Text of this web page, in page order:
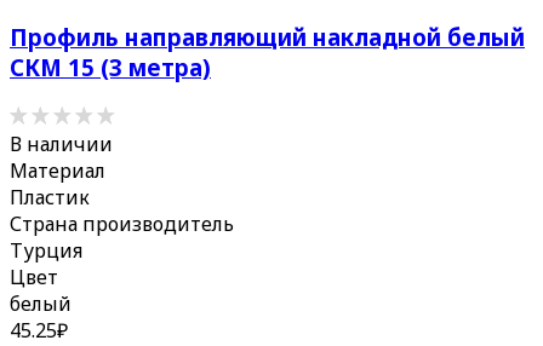
Профиль направляющий накладной белый
СКМ 15 (3 метра)
В наличии
Материал
Пластик
Страна производитель
Турция
Цвет
белый
45.25₽